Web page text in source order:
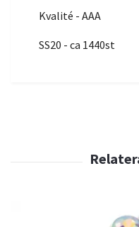
Kvalité - AAA
SS20 - ca 1440st